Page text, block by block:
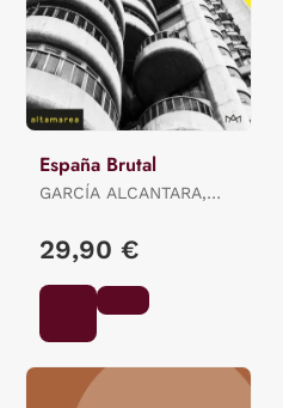
España Brutal
GARCÍA ALCANTARA,
29,90 €